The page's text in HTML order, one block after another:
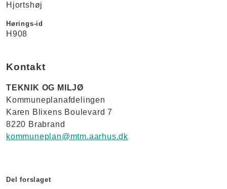
Hjortshøj
Hørings-id
H908
Kontakt
TEKNIK OG MILJØ
Kommuneplanafdelingen
Karen Blixens Boulevard 7
8220 Brabrand
kommuneplan@mtm.aarhus.dk
Del forslaget